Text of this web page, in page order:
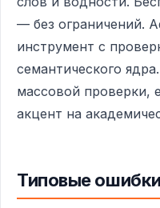
— без ограничений.
инструмент с
семантического
массовой проверки,
акцент на
Типовые